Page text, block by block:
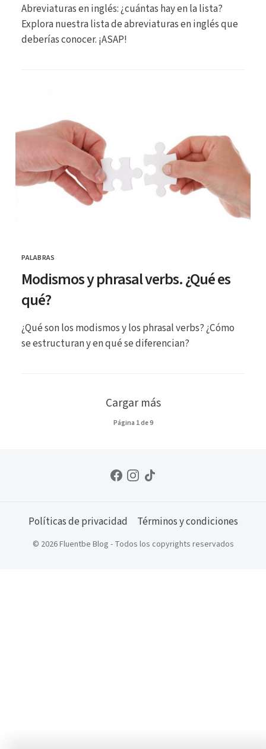
Abreviaturas en inglés: ¿cuántas hay en la lista?
Explora nuestra lista de abreviaturas en inglés que
deberías conocer. ¡ASAP!
CATEGORÍA
PALABRAS
Modismos y phrasal verbs. ¿Qué es
qué?
¿Qué son los modismos y los phrasal verbs? ¿Cómo
se estructuran y en qué se diferencian?
Página 1de9
Cargar más
Políticas de privacidad Términos y condiciones
© 2026 Fluentbe Blog - Todos los copyrights reservados